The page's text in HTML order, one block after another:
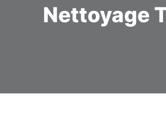
Nettoyage